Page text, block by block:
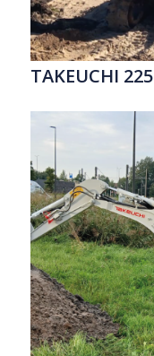
TAKEUCHI 225